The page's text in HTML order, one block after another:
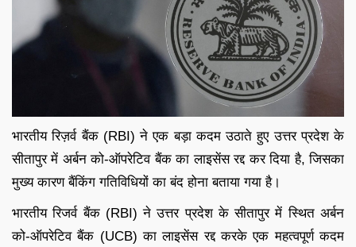
भारतीय रिज़र्व बैंक (RBI) ने एक बड़ा कदम उठाते हुए उत्तर प्रदेश के
सीतापुर में अर्बन को-ऑपरेटिव बैंक का लाइसेंस रद्द कर दिया है, जिसका
मुख्य कारण बैंकिंग गतिविधियों का बंद होना बताया गया है।
भारतीय रिजर्व बैंक (RBI) ने उत्तर प्रदेश के सीतापुर में स्थित अर्बन
को-ऑपरेटिव बैंक (UCB) का लाइसेंस रद्द करके एक महत्वपूर्ण कदम